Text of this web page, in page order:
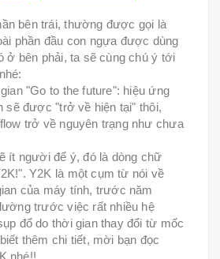
bên trái, thường được gọi là
phần đầu con ngựa được dùng
ở bên phải, ta sẽ cùng chú ý tới
"Go to the future": hiệu ứng
sẽ được "trở về hiện tại" thôi,
trở về nguyên trạng như chưa
ít người để ý, đó là dòng chữ
Y2K là một cụm từ nói về
của máy tính, trước năm
trước việc rất nhiều hệ
đổ do thời gian thay đổi từ mốc
thêm chi tiết, mời bạn đọc